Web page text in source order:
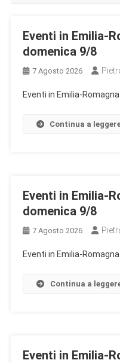
Eventi in Emilia-
domenica 9/8
7 Agosto 2026
Eventi in Emilia-
Continua a
Eventi in Emilia-
domenica 9/8
7 Agosto 2026
Eventi in Emilia-
Continua a
Eventi in Emilia-